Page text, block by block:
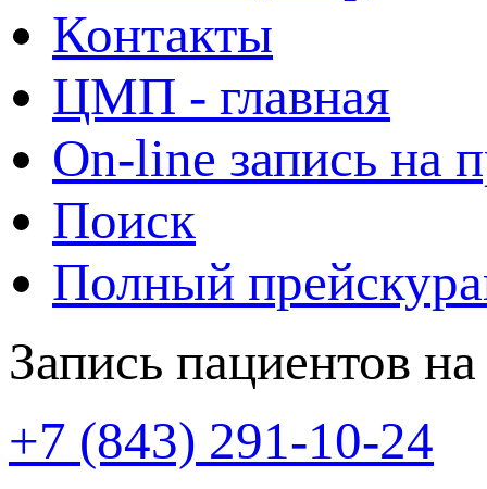
Контакты
ЦМП - главная
On-line запись на
Поиск
Полный
Запись пациентов
+7 (843) 291-10-24